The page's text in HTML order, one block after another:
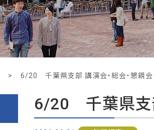
> 6/20 千葉県支部 講演会・総会・懇親会
6/20 千葉県支